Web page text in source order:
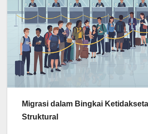
Migrasi dalam Bingkai
Struktural